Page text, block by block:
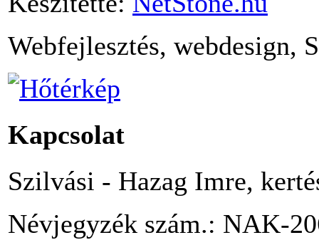
Webfejlesztés, webdesign,
Kapcsolat
Szilvási - Hazag Imre,
Névjegyzék szám.: NAK-